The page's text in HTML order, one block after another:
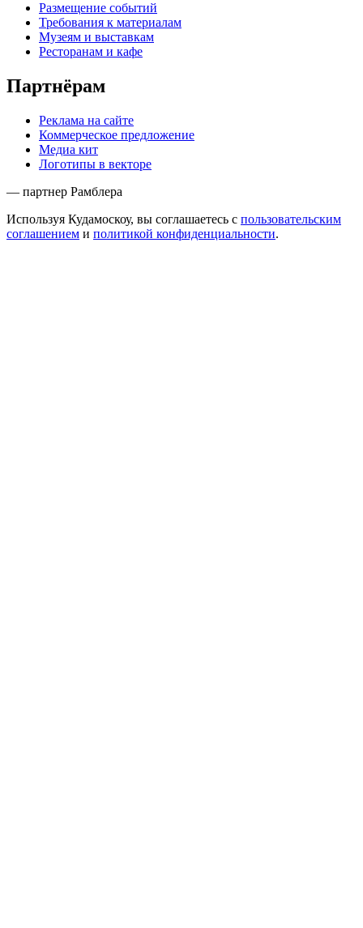
Размещение событий
Требования к материалам
Музеям и выставкам
Ресторанам и кафе
Партнёрам
Реклама на сайте
Коммерческое предложение
Медиа кит
Логотипы в векторе
— партнер Рамблера
Используя Кудамоскоу, вы соглашаетесь с пользовательским
соглашением и политикой конфиденциальности.